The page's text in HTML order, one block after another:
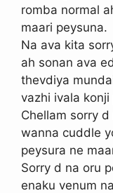
romba normal
maari peysuna.
Na ava kita
ah sonan ava
thevdiya
vazhi ivala
Chellam sorry
wanna cuddle
peysura ne
Sorry d na oru
enaku venum